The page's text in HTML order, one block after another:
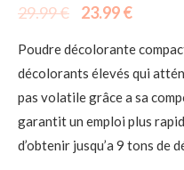
29.99€ 23.99€
Poudre décolorante
décolorants élevés qui
pas volatile grâce a sa
garantit un emploi plus
d’obtenir jusqu’a 9 tons de